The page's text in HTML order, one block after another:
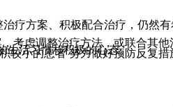
疗方案、积极配合治疗，仍然
考虑调整治疗方法，或联合其
生活习惯和积极的心态。
小的患者 努力做好预防反复